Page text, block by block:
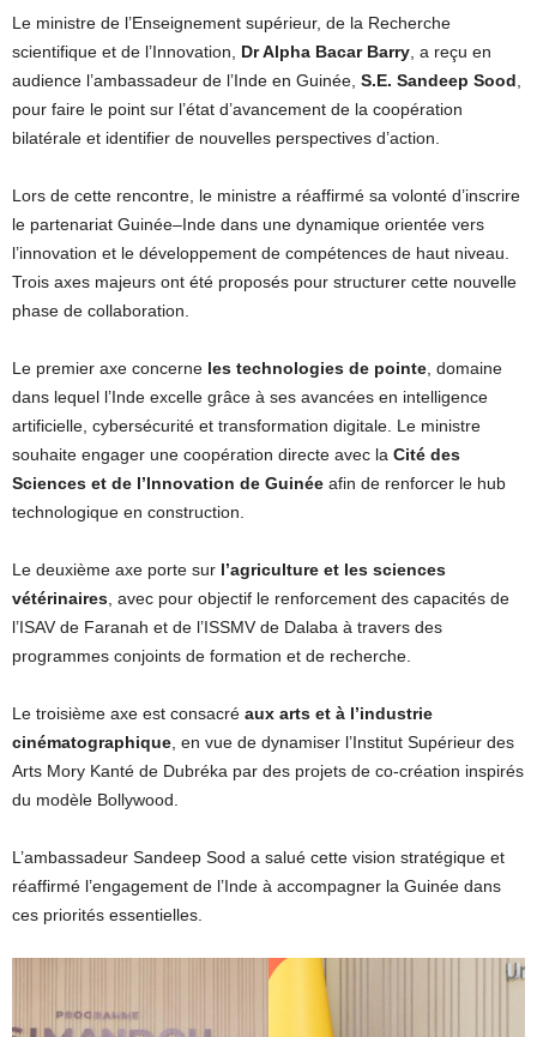
Le ministre de l’Enseignement supérieur, de la Recherche
scientifique et de l’Innovation, Dr Alpha Bacar Barry, a reçu en
audience l’ambassadeur de l’Inde en Guinée, S.E. Sandeep Sood,
pour faire le point sur l’état d’avancement de la coopération
bilatérale et identifier de nouvelles perspectives d’action.
Lors de cette rencontre, le ministre a réaffirmé sa volonté d’inscrire
le partenariat Guinée–Inde dans une dynamique orientée vers
l’innovation et le développement de compétences de haut niveau.
Trois axes majeurs ont été proposés pour structurer cette nouvelle
phase de collaboration.
Le premier axe concerne les technologies de pointe, domaine
dans lequel l’Inde excelle grâce à ses avancées en intelligence
artificielle, cybersécurité et transformation digitale. Le ministre
souhaite engager une coopération directe avec la Cité des
Sciences et de l’Innovation de Guinée afin de renforcer le hub
technologique en construction.
Le deuxième axe porte sur l’agriculture et les sciences
vétérinaires, avec pour objectif le renforcement des capacités de
l’ISAV de Faranah et de l’ISSMV de Dalaba à travers des
programmes conjoints de formation et de recherche.
Le troisième axe est consacré aux arts et à l’industrie
cinématographique, en vue de dynamiser l’Institut Supérieur des
Arts Mory Kanté de Dubréka par des projets de co-création inspirés
du modèle Bollywood.
L’ambassadeur Sandeep Sood a salué cette vision stratégique et
réaffirmé l’engagement de l’Inde à accompagner la Guinée dans
ces priorités essentielles.